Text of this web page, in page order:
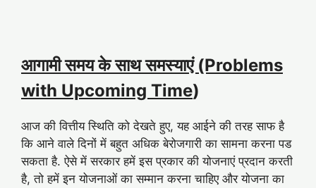
आगामी समय के साथ समस्याएं (Problems
with Upcoming Time)
आज की वित्तीय स्थिति को देखते हुए, यह आईने की तरह साफ है
कि आने वाले दिनों में बहुत अधिक बेरोजगारी का सामना करना पड
सकता है. ऐसे में सरकार हमें इस प्रकार की योजनाएं प्रदान करती
है, तो हमें इन योजनाओं का सम्मान करना चाहिए और योजना का